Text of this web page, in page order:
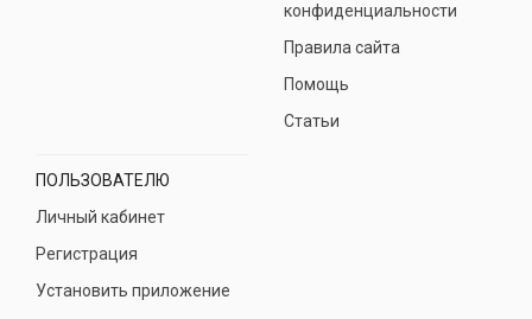
конфиденциальности
Правила сайта
Помощь
Статьи
ПОЛЬЗОВАТЕЛЮ
Личный кабинет
Регистрация
Установить приложение